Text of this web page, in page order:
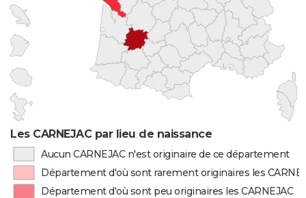
Les CARNEJAC par lieu de naissance
Aucun CARNEJAC n'est originaire de ce département
Département d'où sont rarement originaires les
Département d'où sont peu originaires les CARNEJAC